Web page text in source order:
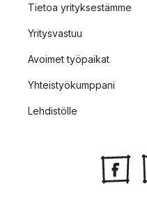
Tietoa yrityksestämme
Yritysvastuu
Avoimet työpaikat
Yhteistyökumppani
Lehdistölle